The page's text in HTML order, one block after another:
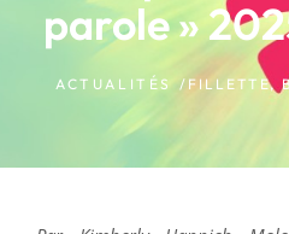
parole »
ACTUALITÉS / FILLETTE,